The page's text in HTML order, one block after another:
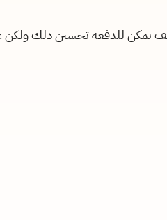
كيف يمكن للدفعة تحسين ذلك